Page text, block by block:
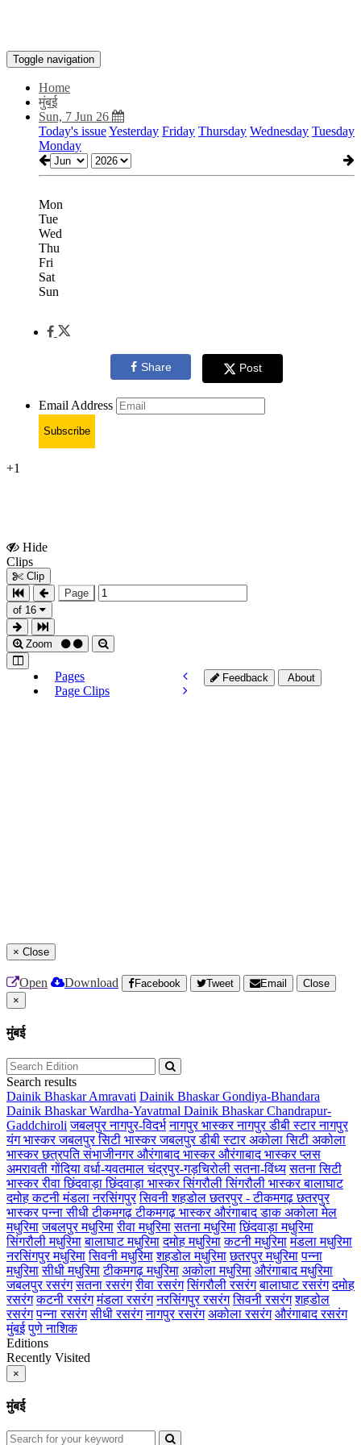
Toggle navigation
Home
मुंबई
Sun, 7 Jun 26
Today's issueYesterday Friday Thursday Wednesday Tuesday
Monday
Mon
Tue
Wed
Thu
Fri
Sat
Sun
Share Post
Email Address
Subscribe
+1
Hide
Clips
Clip
Page
of 16
Zoom
Pages
Page Clips
Feedback About
× Close
Open Download Facebook Tweet Email
Close
×
मुंबई
Search results
Dainik Bhaskar Amravati Dainik Bhaskar Gondiya-Bhandara
Dainik Bhaskar Wardha-Yavatmal Dainik Bhaskar Chandrapur-
Gaddchiroli जबलपुरनागपुर-विदर्भ नागपुर भास्करनागपुर डीबी स्टारनागपुर
यंग भास्करजबलपुर सिटी भास्करजबलपुर डीबी स्टारअकोला सिटी अकोला
भास्करछत्रपति संभाजीनगरऔरंगाबाद भास्करऔरंगाबाद भास्कर प्लस
अमरावतीगोंदियावर्धा-यवतमालचंद्रपुर-गड़चिरोलीसतना-विंध्य सतना सिटी
भास्कररीवाछिंदवाड़ाछिंदवाड़ा भास्करसिंगरौलीसिंगरौली भास्करबालाघाट
दमोहकटनीमंडलानरसिंगपुर सिवनीशहडोलछतरपुर - टीकमगढ़छतरपुर
भास्करपन्नासीधीटीकमगढ़टीकमगढ़ भास्करऔरंगाबाद डाकअकोला मेल
मधुरिमा जबलपुर मधुरिमा रीवा मधुरिमा सतना मधुरिमा छिंदवाड़ा मधुरिमा
सिंगरौली मधुरिमा बालाघाट मधुरिमा दमोह मधुरिमा कटनी मधुरिमा मंडला मधुरिमा
नरसिंगपुर मधुरिमा सिवनी मधुरिमा शहडोल मधुरिमा छतरपुर मधुरिमा पन्ना
मधुरिमा सीधी मधुरिमा टीकमगढ़ मधुरिमा अकोला मधुरिमा औरंगाबाद मधुरिमा
जबलपुर रसरंग सतना रसरंग रीवा रसरंग सिंगरौली रसरंग बालाघाट रसरंग दमोह
रसरंग कटनी रसरंग मंडला रसरंग नरसिंगपुर रसरंग सिवनी रसरंग शहडोल
रसरंग पन्ना रसरंग सीधी रसरंग नागपुर रसरंग अकोला रसरंग औरंगाबाद रसरंग
मुंबई पुणेनाशिक
Editions
Recently Visited
×
मुंबई